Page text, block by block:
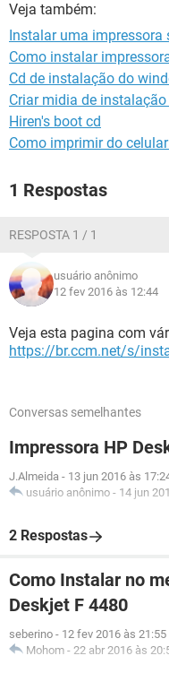
Veja também:
Instalar uma impressora
Como instalar
Cd de instalação do
Criar midia de
Hiren's boot cd
Como imprimir do
1 Respostas
RESPOSTA 1 / 1
usuário anônimo
12 fev 2016 às 12:44
Veja esta pagina com
https://br.ccm.net/s/
Conversas semelhantes
Impressora HP
J.Almeida - 13 jun 2016 às
usuário anônimo - 14 jun
2 Respostas
Como Instalar no
Deskjet F 4480
seberino - 12 fev 2016 às 21:55
Mohom - 22 abr 2016 às